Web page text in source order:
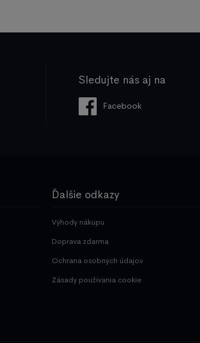
Sledujte nás aj na
Facebook
Ďalšie odkazy
Výhody nákupu
Doprava zdarma
Ochrana osobných údajov
Zásady používania cookie